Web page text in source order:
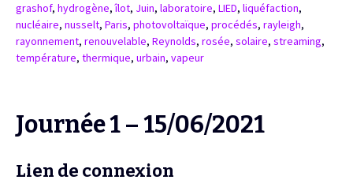
grashof, hydrogène,îlot, Juin, laboratoire, LIED, liquéfaction,
nucléaire, nusselt, Paris, photovoltaïque, procédés, rayleigh,
rayonnement, renouvelable, Reynolds, rosée, solaire, streaming,
température, thermique, urbain, vapeur
Journée 1 – 15/06/2021
Lien de connexion